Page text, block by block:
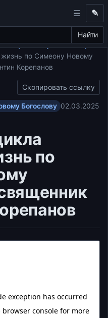
Найти
✎
Новому Богослову
жизнь по Симеону Новому
Корепанов
Скопировать ссылку
Богослову 02.03.2025
по